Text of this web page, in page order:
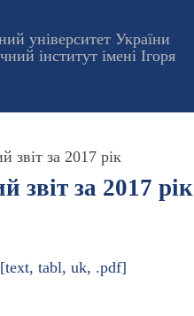
університет України
інститут імені Ігоря
звіт за 2017 рік
звіт за 2017 рік
[text, tabl, uk, .pdf]